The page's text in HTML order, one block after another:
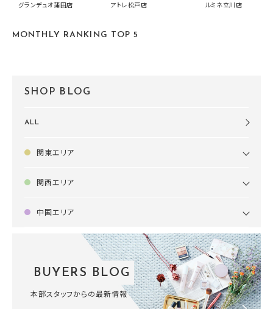
グランデュオ蒲田店
中です！
アトレ松戸店
summer2026開催
ルミネ立川店
MONTHLY RANKING TOP 5
SHOP BLOG
ALL
関東エリア
関西エリア
中国エリア
BUYERS BLOG
本部スタッフからの最新情報